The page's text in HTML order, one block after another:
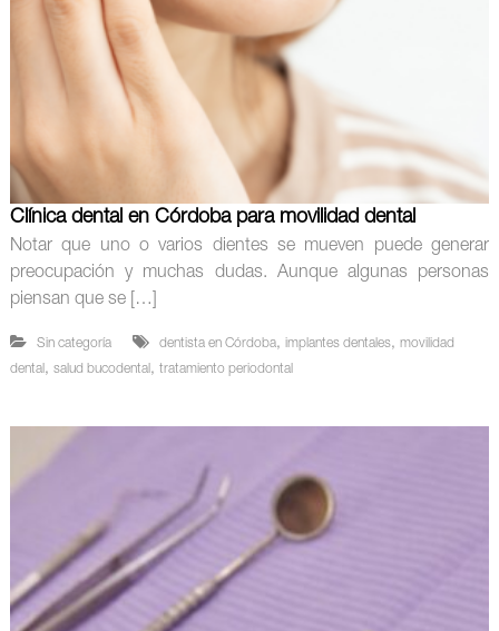
Clínica dental en Córdoba para movilidad dental
Notar que uno o varios dientes se mueven puede generar
preocupación y muchas dudas. Aunque algunas personas
piensan que se […]
Sin categoría dentista en Córdoba, implantes dentales, movilidad
dental, salud bucodental, tratamiento periodontal